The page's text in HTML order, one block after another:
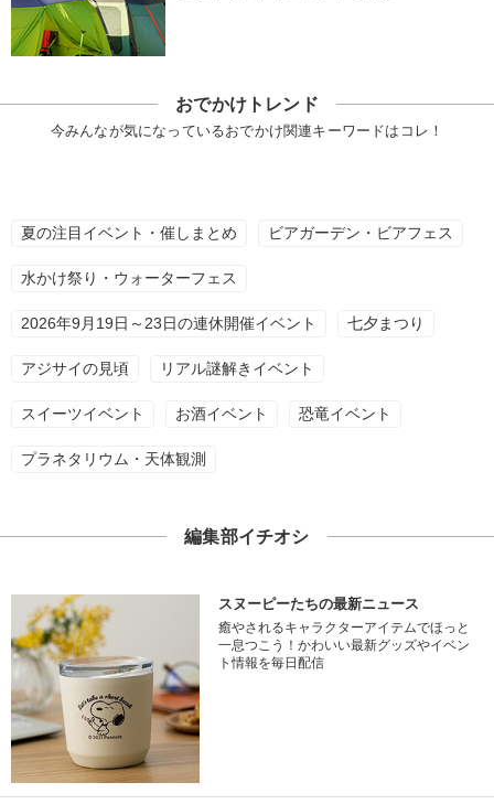
おでかけトレンド
今みんなが気になっているおでかけ関連キーワードはコレ！
夏の注目イベント・催しまとめ ビアガーデン・ビアフェス
水かけ祭り・ウォーターフェス
2026年9月19日～23日の連休開催イベント 七夕まつり
アジサイの見頃 リアル謎解きイベント
スイーツイベント お酒イベント 恐竜イベント
プラネタリウム・天体観測
編集部イチオシ
スヌーピーたちの最新ニュース
癒やされるキャラクターアイテムでほっと
一息つこう！かわいい最新グッズやイベン
ト情報を毎日配信